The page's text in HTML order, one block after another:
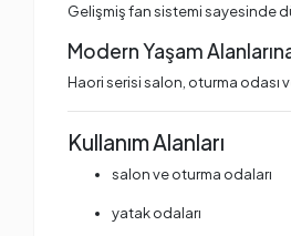
Gelişmiş fan sistemi sayesinde
Modern Yaşam
Haori serisi salon, oturma odası
Kullanım Alanları
salon ve oturma odaları
yatak odaları